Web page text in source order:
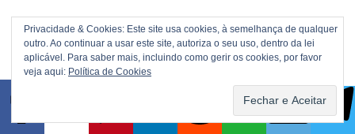
Privacidade & Cookies: Este site usa cookies, à semelhança de qualquer
outro. Ao continuar a usar este site, autoriza o seu uso, dentro da lei
aplicável. Para saber mais, incluindo como gerir os cookies, por favor
veja aqui: Política de Cookies